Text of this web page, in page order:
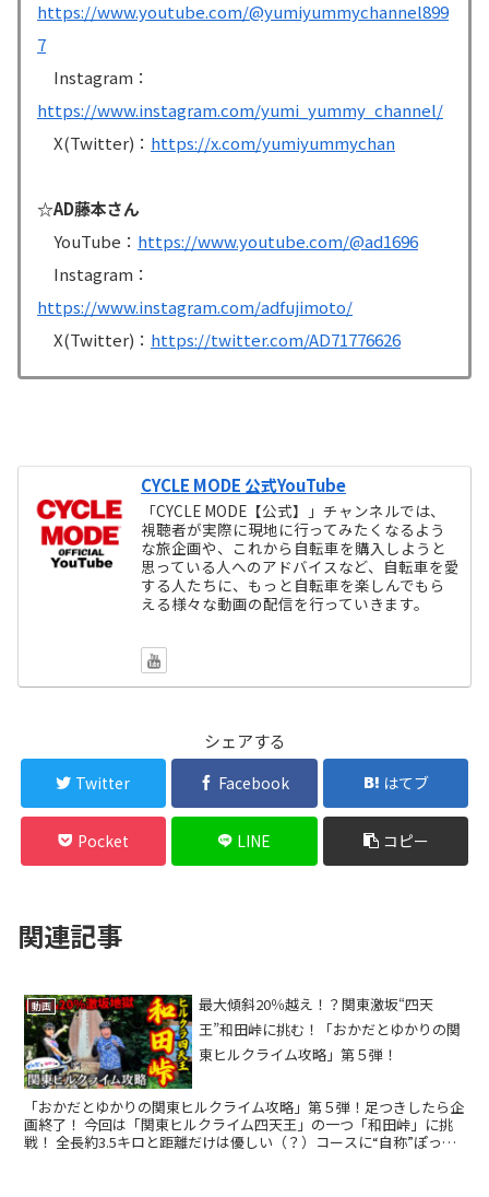
https://www.youtube.com/@yumiyummychannel899
7
Instagram：
https://www.instagram.com/yumi_yummy_channel/
X(Twitter)： https://x.com/yumiyummychan
☆AD藤本さん
YouTube： https://www.youtube.com/@ad1696
Instagram：
https://www.instagram.com/adfujimoto/
X(Twitter)： https://twitter.com/AD71776626
CYCLE MODE 公式YouTube
「CYCLE MODE【公式】」チャンネルでは、
視聴者が実際に現地に行ってみたくなるよう
な旅企画や、これから自転車を購入しようと
思っている人へのアドバイスなど、自転車を愛
する人たちに、もっと自転車を楽しんでもら
える様々な動画の配信を行っていきます。
シェアする
Twitter Facebook はてブ
Pocket LINE コピー
関連記事
動画
最大傾斜20％越え！？関東激坂“四天
王”和田峠に挑む！「おかだとゆかりの関
東ヒルクライム攻略」第５弾！
「おかだとゆかりの関東ヒルクライム攻略」第５弾！足つきしたら企
画終了！ 今回は「関東ヒルクライム四天王」の一つ「和田峠」に挑
戦！ 全長約3.5キロと距離だけは優しい（？）コースに“自称”ぽっち